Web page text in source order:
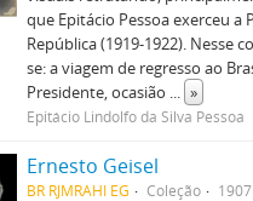
que Epitácio Pessoa exerceu a
República (1919-1922). Nesse
se: a viagem de regresso ao
Presidente, ocasião ... »
Epitácio Lindolfo da Silva Pessoa
Ernesto Geisel
BR RJMRAHI EG Coleção